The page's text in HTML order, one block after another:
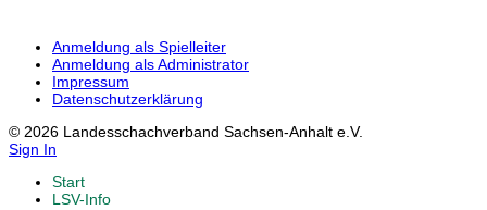
Anmeldung als Spielleiter
Anmeldung als Administrator
Impressum
Datenschutzerklärung
© 2026 Landesschachverband Sachsen-Anhalt e.V.
Sign In
Start
LSV-Info